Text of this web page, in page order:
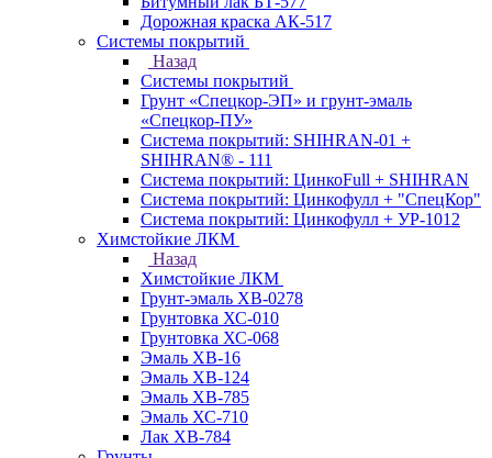
Дорожная краска АК-517
Системы покрытий
Назад
Системы покрытий
Грунт «Спецкор-ЭП» и грунт-эмаль
«Спецкор-ПУ»
Система покрытий: SHIHRAN-01 +
SHIHRAN® - 111
Система покрытий: ЦинкоFull + SHIHRAN
Система покрытий: Цинкофулл + "СпецКор"
Система покрытий: Цинкофулл + УР-1012
Химстойкие ЛКМ
Назад
Химстойкие ЛКМ
Грунт-эмаль ХВ-0278
Грунтовка ХС-010
Грунтовка ХС-068
Эмаль ХВ-16
Эмаль ХВ-124
Эмаль ХВ-785
Эмаль ХС-710
Лак ХВ-784